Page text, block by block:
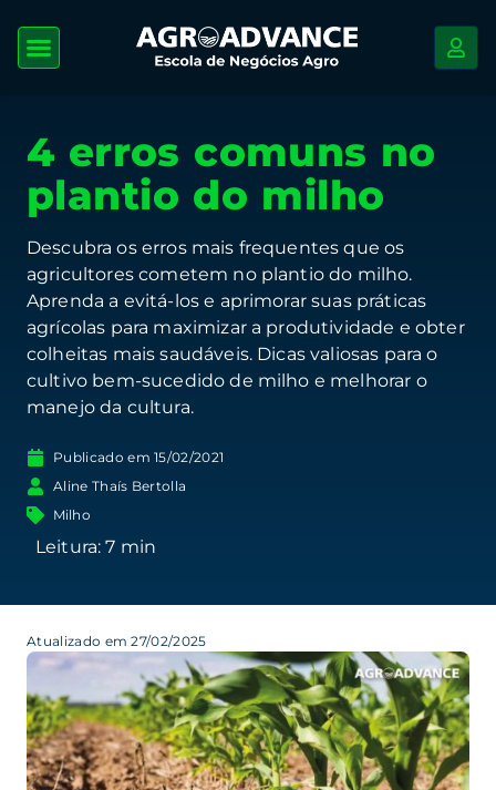
4 erros comuns no
plantio do milho
Descubra os erros mais frequentes que os
agricultores cometem no plantio do milho.
Aprenda a evitá-los e aprimorar suas práticas
agrícolas para maximizar a produtividade e obter
colheitas mais saudáveis. Dicas valiosas para o
cultivo bem-sucedido de milho e melhorar o
manejo da cultura.
Publicado em 15/02/2021
Aline Thaís Bertolla
Milho
Atualizado em 27/02/2025